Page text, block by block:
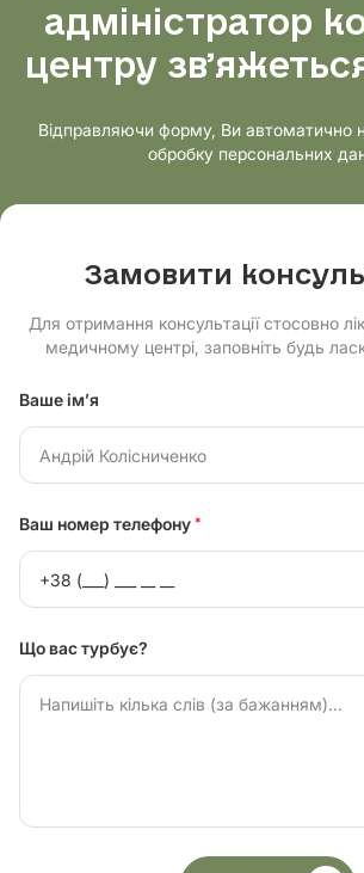
адміністратор
центру
Відправляючи форму, Ви автоматично
обробку персональних
Замовити
Для отримання консультації стосовно
медичному центрі, заповніть будь
Ваше ім’я
Ваш номер телефону *
Що вас турбує?